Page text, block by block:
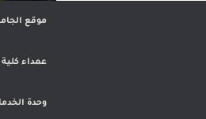
موقع
عمداء
وحدة